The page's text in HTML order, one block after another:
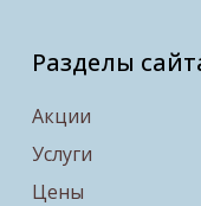
Разделы
Акции
Услуги
Цены